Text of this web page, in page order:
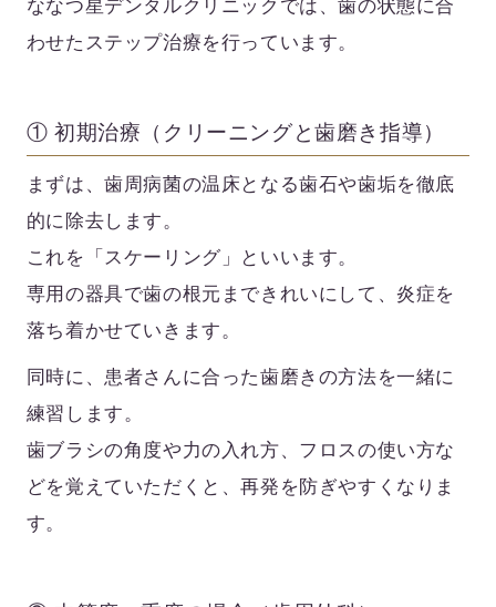
ななつ星デンタルクリニックでは、歯の状態に合
わせたステップ治療を行っています。
① 初期治療（クリーニングと歯磨き指導）
まずは、歯周病菌の温床となる歯石や歯垢を徹底
的に除去します。
これを「スケーリング」といいます。
専用の器具で歯の根元まできれいにして、炎症を
落ち着かせていきます。
同時に、患者さんに合った歯磨きの方法を一緒に
練習します。
歯ブラシの角度や力の入れ方、フロスの使い方な
どを覚えていただくと、再発を防ぎやすくなりま
す。